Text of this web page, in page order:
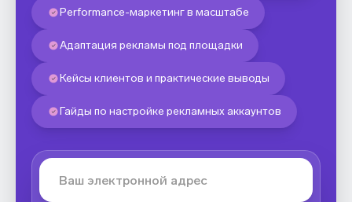
Performance-маркетинг в масштабе
Адаптация рекламы под площадки
Кейсы клиентов и практические выводы
Гайды по настройке рекламных аккаунтов